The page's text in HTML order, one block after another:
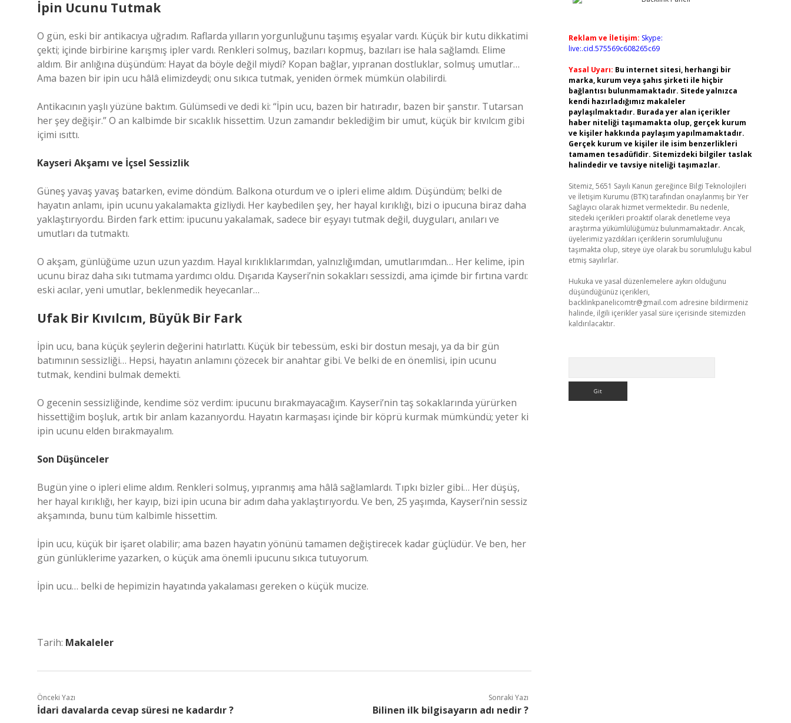
İpin Ucunu Tutmak
O gün, eski bir antikacıya uğradım. Raflarda yılların yorgunluğunu taşımış eşyalar vardı. Küçük bir kutu dikkatimi
çekti; içinde birbirine karışmış ipler vardı. Renkleri solmuş, bazıları kopmuş, bazıları ise hala sağlamdı. Elime
aldım. Bir anlığına düşündüm: Hayat da böyle değil miydi? Kopan bağlar, yıpranan dostluklar, solmuş umutlar…
Ama bazen bir ipin ucu hâlâ elimizdeydi; onu sıkıca tutmak, yeniden örmek mümkün olabilirdi.
Antikacının yaşlı yüzüne baktım. Gülümsedi ve dedi ki: “İpin ucu, bazen bir hatıradır, bazen bir şanstır. Tutarsan
her şey değişir.” O an kalbimde bir sıcaklık hissettim. Uzun zamandır beklediğim bir umut, küçük bir kıvılcım gibi
içimi ısıttı.
Kayseri Akşamı ve İçsel Sessizlik
Güneş yavaş yavaş batarken, evime döndüm. Balkona oturdum ve o ipleri elime aldım. Düşündüm; belki de
hayatın anlamı, ipin ucunu yakalamakta gizliydi. Her kaybedilen şey, her hayal kırıklığı, bizi o ipucuna biraz daha
yaklaştırıyordu. Birden fark ettim: ipucunu yakalamak, sadece bir eşyayı tutmak değil, duyguları, anıları ve
umutları da tutmaktı.
O akşam, günlüğüme uzun uzun yazdım. Hayal kırıklıklarımdan, yalnızlığımdan, umutlarımdan… Her kelime, ipin
ucunu biraz daha sıkı tutmama yardımcı oldu. Dışarıda Kayseri’nin sokakları sessizdi, ama içimde bir fırtına vardı:
eski acılar, yeni umutlar, beklenmedik heyecanlar…
Ufak Bir Kıvılcım, Büyük Bir Fark
İpin ucu, bana küçük şeylerin değerini hatırlattı. Küçük bir tebessüm, eski bir dostun mesajı, ya da bir gün
batımının sessizliği… Hepsi, hayatın anlamını çözecek bir anahtar gibi. Ve belki de en önemlisi, ipin ucunu
tutmak, kendini bulmak demekti.
O gecenin sessizliğinde, kendime söz verdim: ipucunu bırakmayacağım. Kayseri’nin taş sokaklarında yürürken
hissettiğim boşluk, artık bir anlam kazanıyordu. Hayatın karmaşası içinde bir köprü kurmak mümkündü; yeter ki
ipin ucunu elden bırakmayalım.
Son Düşünceler
Bugün yine o ipleri elime aldım. Renkleri solmuş, yıpranmış ama hâlâ sağlamlardı. Tıpkı bizler gibi… Her düşüş,
her hayal kırıklığı, her kayıp, bizi ipin ucuna bir adım daha yaklaştırıyordu. Ve ben, 25 yaşımda, Kayseri’nin sessiz
akşamında, bunu tüm kalbimle hissettim.
İpin ucu, küçük bir işaret olabilir; ama bazen hayatın yönünü tamamen değiştirecek kadar güçlüdür. Ve ben, her
gün günlüklerime yazarken, o küçük ama önemli ipucunu sıkıca tutuyorum.
İpin ucu… belki de hepimizin hayatında yakalaması gereken o küçük mucize.
Tarih: Makaleler
Önceki Yazı
İdari davalarda cevap süresi ne kadardır ?
Sonraki Yazı
Bilinen ilk bilgisayarın adı nedir ?
Reklam ve İletişim: Skype:
live:.cid.575569c608265c69
Yasal Uyarı: Bu internet sitesi, herhangi bir
marka, kurum veya şahıs şirketi ile hiçbir
bağlantısı bulunmamaktadır. Sitede yalnızca
kendi hazırladığımız makaleler
paylaşılmaktadır. Burada yer alan içerikler
haber niteliği taşımamakta olup, gerçek kurum
ve kişiler hakkında paylaşım yapılmamaktadır.
Gerçek kurum ve kişiler ile isim benzerlikleri
tamamen tesadüfidir. Sitemizdeki bilgiler taslak
halindedir ve tavsiye niteliği taşımazlar.
Sitemiz, 5651 Sayılı Kanun gereğince Bilgi Teknolojileri
ve İletişim Kurumu (BTK) tarafından onaylanmış bir Yer
Sağlayıcı olarak hizmet vermektedir. Bu nedenle,
sitedeki içerikleri proaktif olarak denetleme veya
araştırma yükümlülüğümüz bulunmamaktadır. Ancak,
üyelerimiz yazdıkları içeriklerin sorumluluğunu
taşımakta olup, siteye üye olarak bu sorumluluğu kabul
etmiş sayılırlar.
Hukuka ve yasal düzenlemelere aykırı olduğunu
düşündüğünüz içerikleri,
backlinkpanelicomtr@gmail.com adresine bildirmeniz
halinde, ilgili içerikler yasal süre içerisinde sitemizden
kaldırılacaktır.